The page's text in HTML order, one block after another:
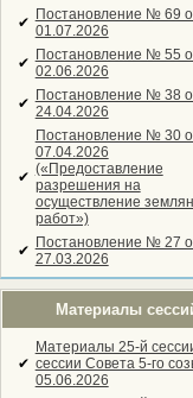
✔ Постановление № 69
01.07.2026
✔ Постановление № 55
02.06.2026
✔ Постановление № 38
24.04.2026
✔
Постановление № 30
07.04.2026
(«Предоставление
разрешения на
осуществление
работ»)
✔ Постановление № 27
27.03.2026
Материалы
✔
Материалы 25-й
сессии Совета 5-го
05.06.2026